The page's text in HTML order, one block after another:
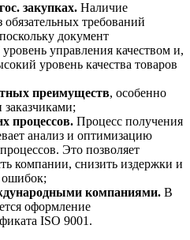
закупках. Наличие
требований
документ
управления качеством и,
уровень качества товаров
преимуществ, особенно
процессов. Процесс получения
анализ и оптимизацию
Это позволяет
компании, снизить издержки и
ошибок;
компаниями. В
оформление
ISO 9001.